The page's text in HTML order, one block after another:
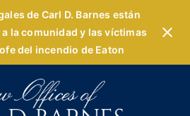
de Carl D. Barnes están
la comunidad y las víctimas
del incendio de Eaton